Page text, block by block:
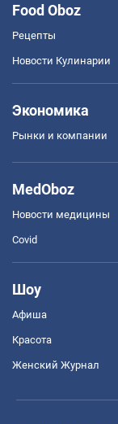
Food Oboz
Рецепты
Новости Кулинарии
Экономика
Рынки и компании
MedOboz
Новости медицины
Covid
Шоу
Афиша
Красота
Женский Журнал